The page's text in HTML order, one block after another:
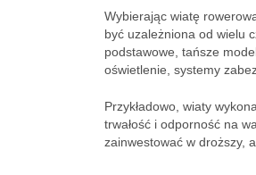
Wybierając wiatę
być uzależniona od wielu
podstawowe, tańsze
oświetlenie, systemy
Przykładowo, wiaty
trwałość i odporność na
zainwestować w droższy,